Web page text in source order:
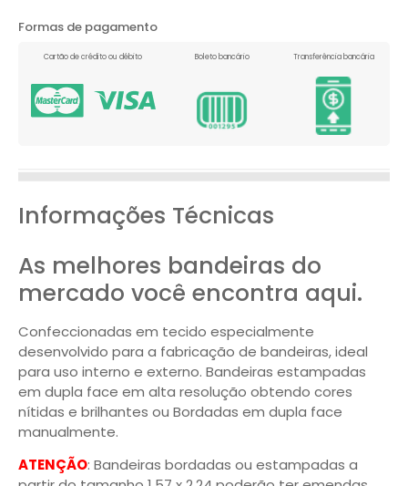
Formas de pagamento
Cartão de crédito ou débito Boleto bancário Transferência bancária
Informações Técnicas
As melhores bandeiras do
mercado você encontra aqui.
Confeccionadas em tecido especialmente
desenvolvido para a fabricação de bandeiras, ideal
para uso interno e externo. Bandeiras estampadas
em dupla face em alta resolução obtendo cores
nítidas e brilhantes ou Bordadas em dupla face
manualmente.
ATENÇÃO: Bandeiras bordadas ou estampadas a